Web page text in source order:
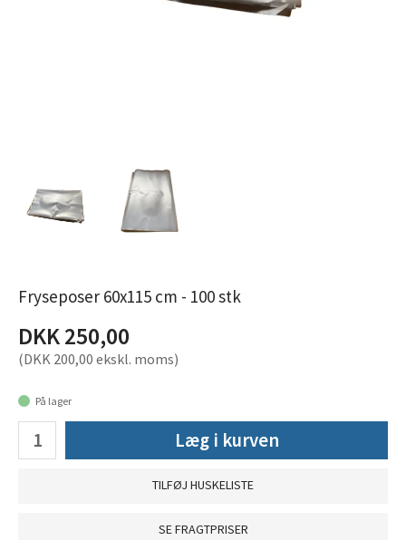
Fryseposer 60x115 cm - 100 stk
DKK 250,00
(DKK 200,00 ekskl. moms)
På lager
Læg i kurven
TILFØJ HUSKELISTE
SE FRAGTPRISER